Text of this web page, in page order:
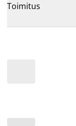
Toimitus